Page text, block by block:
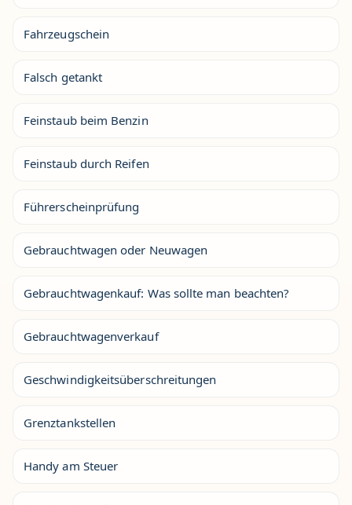
Fahrzeugschein
Falsch getankt
Feinstaub beim Benzin
Feinstaub durch Reifen
Führerscheinprüfung
Gebrauchtwagen oder Neuwagen
Gebrauchtwagenkauf: Was sollte man beachten?
Gebrauchtwagenverkauf
Geschwindigkeitsüberschreitungen
Grenztankstellen
Handy am Steuer